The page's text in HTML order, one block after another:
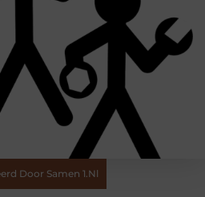
Door Samen 1.nl